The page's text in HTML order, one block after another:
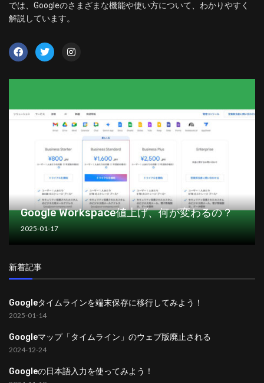
では、Googleのさまざまな機能や使い方について、わかりやすく
解説しています。
Google Workspace値上げ、何が変わるの？
2025-01-17
新着記事
Googleタイムラインを端末保存に移行してみよう！
2025-01-14
Googleマップ「タイムライン」のウェブ版廃止される
2024-12-24
Googleの日本語入力を使ってみよう！